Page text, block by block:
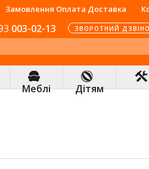
003-02-13 ЗВОРОТНИЙ
Замовлення Оплата Доставка
Меблі Дітям